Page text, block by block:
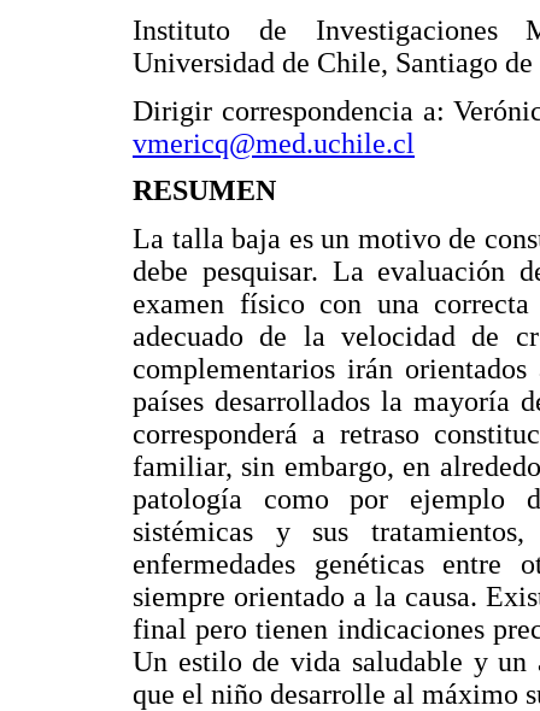
Instituto de Investigaciones
Universidad de Chile, Santiago
Dirigir correspondencia a:
vmericq@med.uchile.cl
RESUMEN
La talla baja es un motivo de
debe pesquisar. La evaluación
examen físico con una
adecuado de la velocidad de
complementarios irán
países desarrollados la mayoría
corresponderá a retraso
familiar, sin embargo, en
patología como por ejemplo
sistémicas y sus
enfermedades genéticas entre
siempre orientado a la causa.
final pero tienen indicaciones
Un estilo de vida saludable y un
que el niño desarrolle al máximo